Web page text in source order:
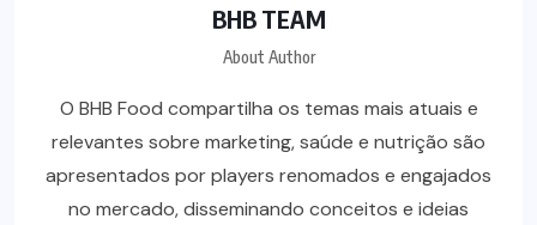
BHB TEAM
About Author
O BHB Food compartilha os temas mais atuais e
relevantes sobre marketing, saúde e nutrição são
apresentados por players renomados e engajados
no mercado, disseminando conceitos e ideias